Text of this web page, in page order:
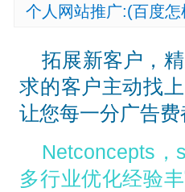
个人网站推广:(百度
拓展新客户，
求的客户主动找
让您每一分广告费
Netconcepts，
多行业优化经验